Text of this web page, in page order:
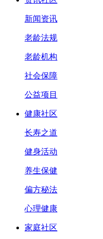
新闻资讯
老龄法规
老龄机构
社会保障
公益项目
健康社区
长寿之道
健身活动
养生保健
偏方秘法
心理健康
家庭社区